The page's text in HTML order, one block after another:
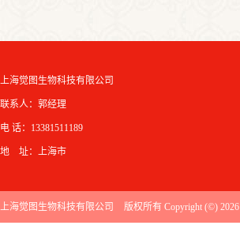
上海觉图生物科技有限公司
联系人：郭经理
电 话：13381511189
地 址：上海市
上海觉图生物科技有限公司 版权所有 Copyright (©) 2026